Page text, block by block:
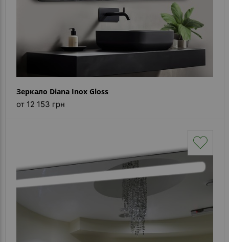
Зеркало Diana Inox Gloss
от 12 153 грн